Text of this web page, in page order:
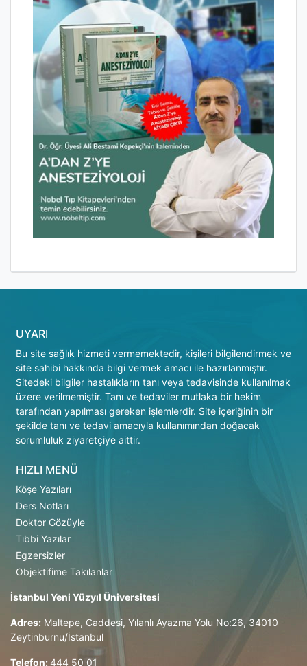
UYARI
Bu site sağlık hizmeti vermemektedir, kişileri bilgilendirmek ve
site sahibi hakkında bilgi vermek amacı ile hazırlanmıştır.
Sitedeki bilgiler hastalıkların tanı veya tedavisinde kullanılmak
üzere verilmemiştir. Tanı ve tedaviler mutlaka bir hekim
tarafından yapılması gereken işlemlerdir. Site içeriğinin bir
şekilde tanı ve tedavi amacıyla kullanımından doğacak
sorumluluk ziyaretçiye aittir.
HIZLI MENÜ
Köşe Yazıları
Ders Notları
Doktor Gözüyle
Tıbbi Yazılar
Egzersizler
Objektifime Takılanlar
İstanbul Yeni Yüzyıl Üniversitesi
Adres: Maltepe, Caddesi, Yılanlı Ayazma Yolu No:26, 34010
Zeytinburnu/İstanbul
Telefon:444 50 01